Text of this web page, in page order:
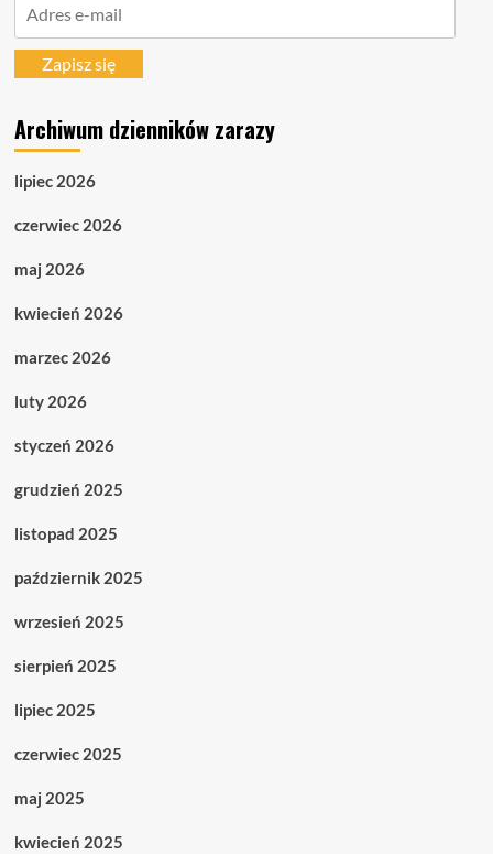
mailZapisz się
Archiwum dzienników zarazy
lipiec 2026
czerwiec 2026
maj 2026
kwiecień 2026
marzec 2026
luty 2026
styczeń 2026
grudzień 2025
listopad 2025
październik 2025
wrzesień 2025
sierpień 2025
lipiec 2025
czerwiec 2025
maj 2025
kwiecień 2025